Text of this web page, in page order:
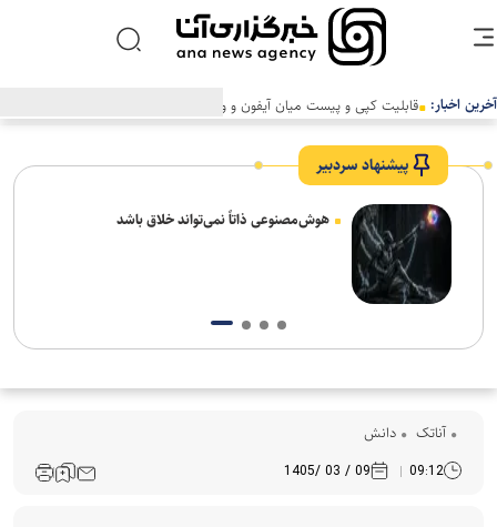
آخرین اخبار: قابلیت کپی و پیست میان آیفون و ویندوز در راه است
پیشنهاد سردبیر
هوش‌مصنوعی ذاتاً نمی‌تواند خلاق باشد
آناتک دانش
09:12
09 / 03 /1405